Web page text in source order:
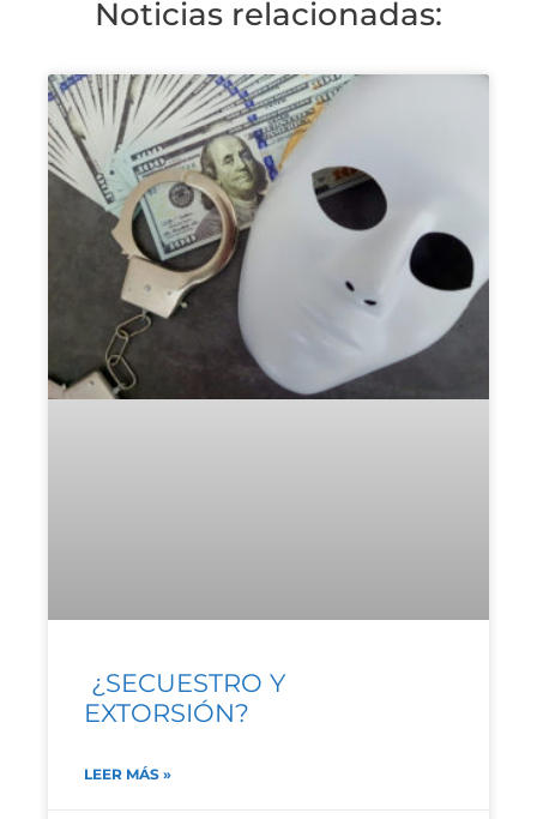
Noticias relacionadas:
¿SECUESTRO Y
EXTORSIÓN?
LEER MÁS »